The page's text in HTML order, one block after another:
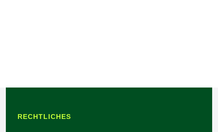
RECHTLICHES